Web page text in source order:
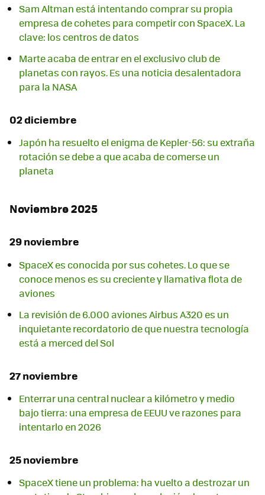
Sam Altman está intentando comprar su propia
empresa de cohetes para competir con SpaceX. La
clave: los centros de datos
Marte acaba de entrar en el exclusivo club de
planetas con rayos. Es una noticia desalentadora
para la NASA
02 diciembre
Japón ha resuelto el enigma de Kepler-56: su extraña
rotación se debe a que acaba de comerse un
planeta
Noviembre 2025
29 noviembre
SpaceX es conocida por sus cohetes. Lo que se
conoce menos es su creciente y llamativa flota de
aviones
La revisión de 6.000 aviones Airbus A320 es un
inquietante recordatorio de que nuestra tecnología
está a merced del Sol
27 noviembre
Enterrar una central nuclear a kilómetro y medio
bajo tierra: una empresa de EEUU ve razones para
intentarlo en 2026
25 noviembre
SpaceX tiene un problema: ha vuelto a destrozar un